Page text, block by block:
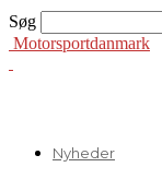
Søg
Motorsportdanmark
Nyheder